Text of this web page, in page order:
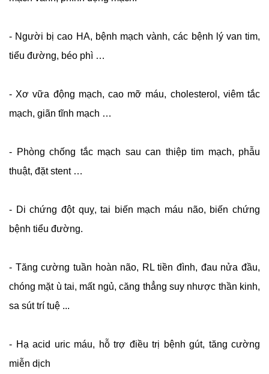
- Người bị cao HA, bệnh mạch vành, các bệnh lý van tim,
tiểu đường, béo phì …
- Xơ vữa động mạch, cao mỡ máu, cholesterol, viêm tắc
mạch, giãn tĩnh mạch …
- Phòng chống tắc mạch sau can thiệp tim mạch, phẫu
thuật, đặt stent …
- Di chứng đột quỵ, tai biến mạch máu não, biến chứng
bệnh tiểu đường.
- Tăng cường tuần hoàn não, RL tiền đình, đau nửa đầu,
chóng mặt ù tai, mất ngủ, căng thẳng suy nhược thần kinh,
sa sút trí tuệ ...
- Hạ acid uric máu, hỗ trợ điều trị bệnh gút, tăng cường
miễn dịch